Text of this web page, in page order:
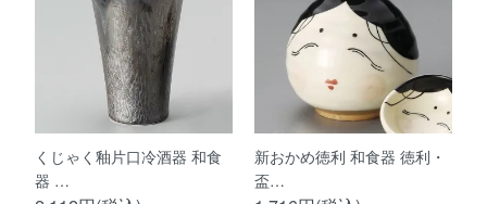
くじゃく釉片口冷酒器 和食
器 …
新おかめ徳利 和食器 徳利・
盃…